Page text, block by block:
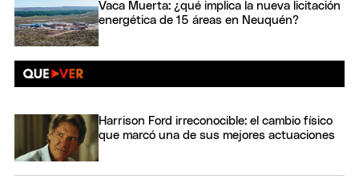
Vaca Muerta: ¿qué implica la nueva licitación
energética de 15 áreas en Neuquén?
Harrison Ford irreconocible: el cambio físico
que marcó una de sus mejores actuaciones